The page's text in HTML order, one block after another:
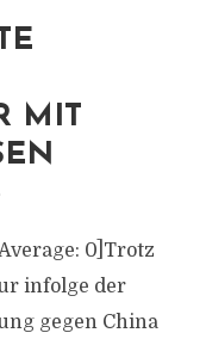
MIT
0]Trotz
infolge der
gegen China